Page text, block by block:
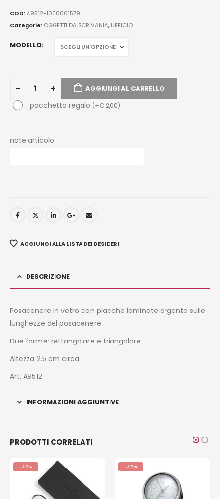
COD:A9512-1000001579
Categorie: OGGETTI DA SCRIVANIA, UFFICIO
MODELLO
AGGIUNGI AL CARRELLO
pacchetto regalo (+€2,00)
note articolo
AGGIUNGI ALLA LISTA DEI DESIDERI
DESCRIZIONE
Posacenere in vetro con placche laminate argento sulle
lunghezze del posacenere.
Due forme: rettangolare e triangolare
Altezza 2.5 cm circa.
Art. A9512
INFORMAZIONI AGGIUNTIVE
PRODOTTI CORRELATI
-40% -40%